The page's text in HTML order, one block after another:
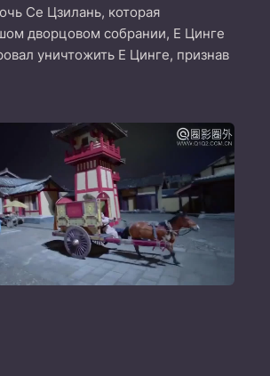
Се Цзилань, которая
дворцовом собрании, Е Цинге
уничтожить Е Цинге, признав